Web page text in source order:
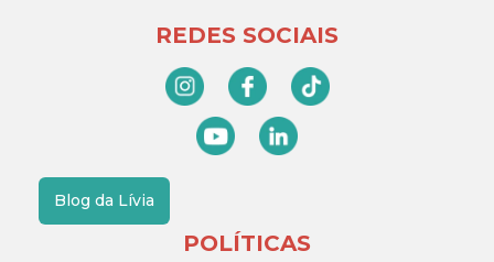
REDES SOCIAIS
Blog da Lívia
POLÍTICAS